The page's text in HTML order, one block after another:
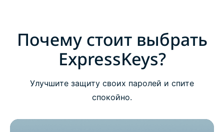
Воспользуйтесь ExpressKeys в пробном режиме,
ничем не рискуя
Почему стоит выбрать
ExpressKeys?
Улучшите защиту своих паролей и спите
спокойно.